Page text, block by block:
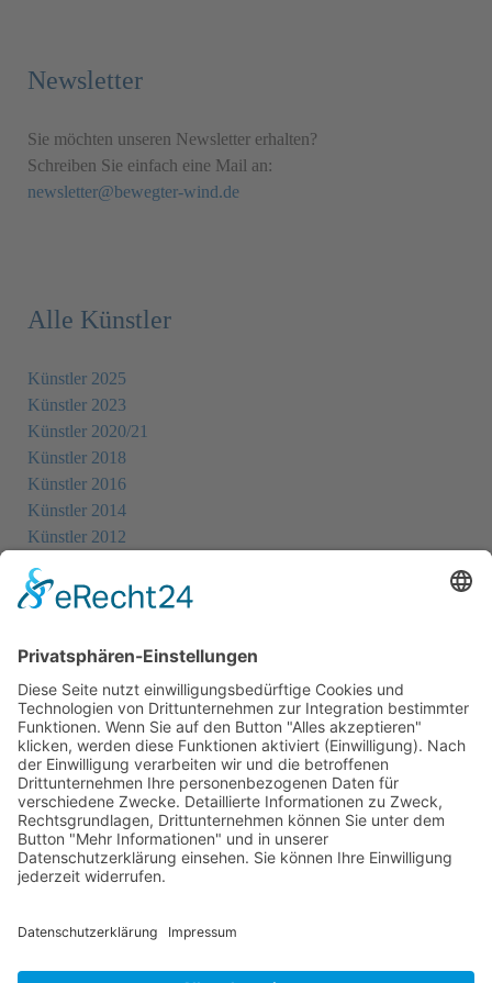
Newsletter
Sie möchten unseren Newsletter erhalten?
Schreiben Sie einfach eine Mail an:
newsletter@bewegter-wind.de
Alle Künstler
Künstler 2025
Künstler 2023
Künstler 2020/21
Künstler 2018
Künstler 2016
Künstler 2014
Künstler 2012
Künstler 2008
Künstler 2004
Alle Ausstellungsorte
Cookie-Einstellungen
Impressum